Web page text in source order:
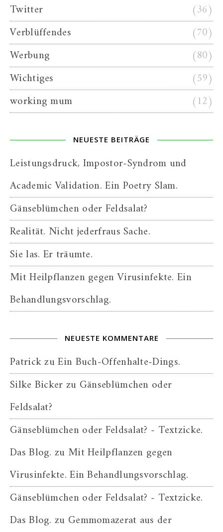
Twitter
(36)
Verblüffendes
(70)
Werbung
(80)
Wichtiges
(59)
working mum
(12)
NEUESTE BEITRÄGE
Leistungsdruck, Impostor-Syndrom und
Academic Validation. Ein Poetry Slam.
Gänseblümchen oder Feldsalat?
Realität. Nicht jederfraus Sache.
Sie las. Er träumte.
Mit Heilpflanzen gegen Virusinfekte. Ein
Behandlungsvorschlag.
NEUESTE KOMMENTARE
PatrickzuEin Buch-Offenhalte-Dings.
Silke Bickerzu Gänseblümchen oder
Feldsalat?
Gänseblümchen oder Feldsalat? - Textzicke.
Das Blog. zu Mit Heilpflanzen gegen
Virusinfekte. Ein Behandlungsvorschlag.
Gänseblümchen oder Feldsalat? - Textzicke.
Das Blog. zu Gemmomazerat aus der